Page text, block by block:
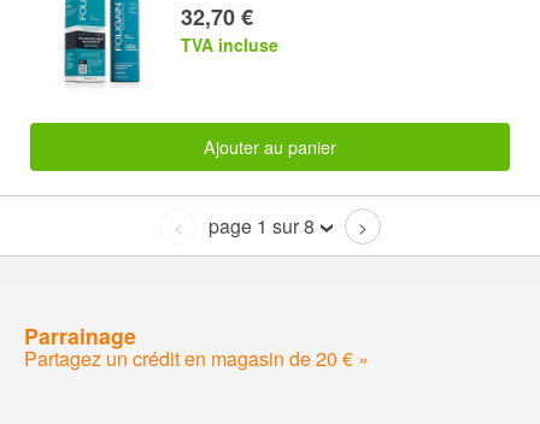
32,70 €
TVA incluse
Ajouter au panier
< page 1 sur 8 >
Parrainage
Partagez un crédit en magasin de 20 € »